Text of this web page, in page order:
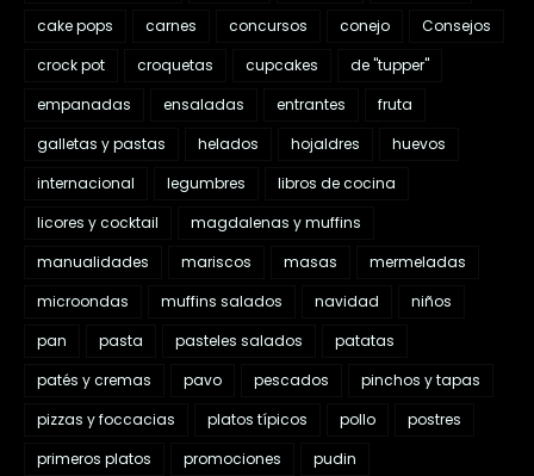
cake pops
carnes concursos conejo
Consejos
crock pot
croquetas cupcakes
de "tupper"
empanadas
ensaladas entrantes
fruta
galletas y pastas
helados hojaldres
huevos
internacional
legumbres
libros de cocina
licores y cocktail
magdalenas y muffins
manualidades
mariscos masas
mermeladas
microondas
muffins salados navidad
niños
pan
pasta pasteles salados
patatas
patés y cremas
pavo pescados
pinchos y tapas
pizzas y foccacias
platos típicos pollo
postres
primeros platos
promociones
pudin